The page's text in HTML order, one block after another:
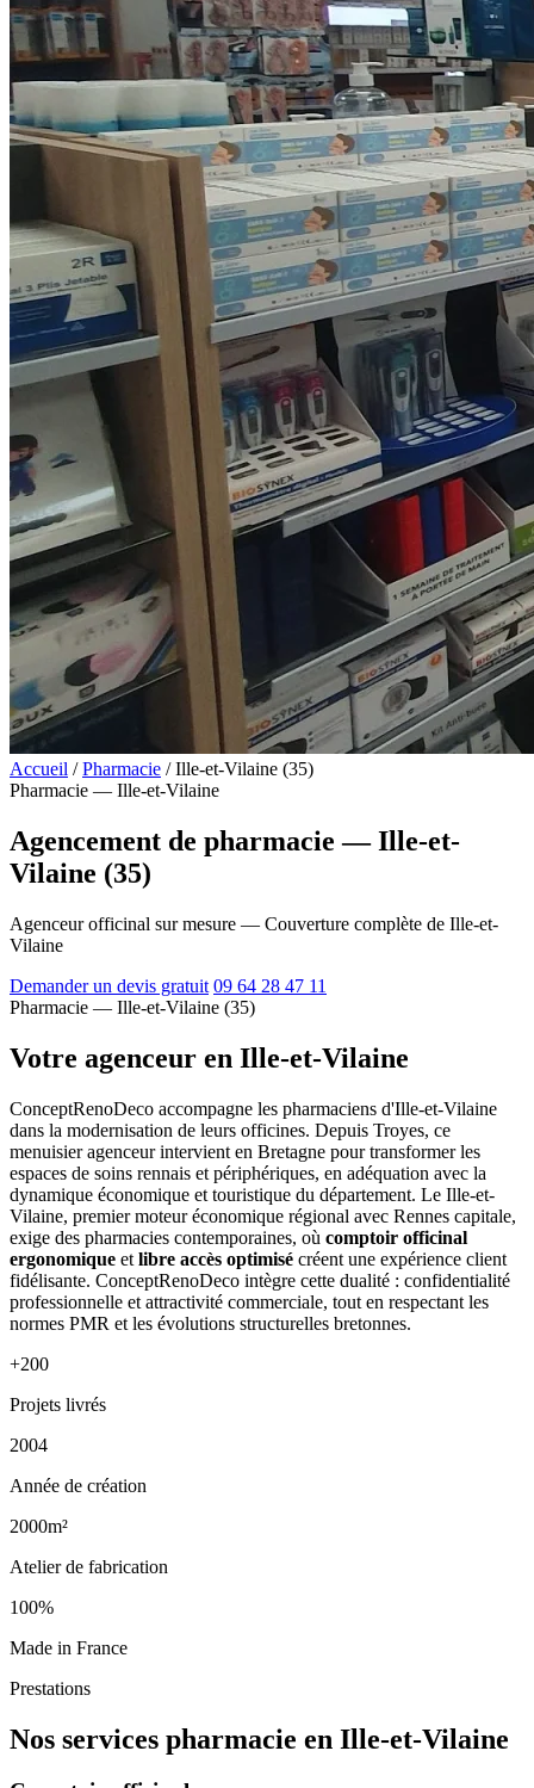
Accueil / Pharmacie / Ille-et-Vilaine (35)
Pharmacie — Ille-et-Vilaine
Agencement de pharmacie — Ille-et-
Vilaine (35)
Agenceur officinal sur mesure — Couverture complète de Ille-et-
Vilaine
Demander un devis gratuit 09 64 28 47 11
Pharmacie — Ille-et-Vilaine (35)
Votre agenceur en Ille-et-Vilaine
ConceptRenoDeco accompagne les pharmaciens d'Ille-et-Vilaine
dans la modernisation de leurs officines. Depuis Troyes, ce
menuisier agenceur intervient en Bretagne pour transformer les
espaces de soins rennais et périphériques, en adéquation avec la
dynamique économique et touristique du département. Le Ille-et-
Vilaine, premier moteur économique régional avec Rennes capitale,
exige des pharmacies contemporaines, où comptoir officinal
ergonomique et libre accès optimisé créent une expérience client
fidélisante. ConceptRenoDeco intègre cette dualité : confidentialité
professionnelle et attractivité commerciale, tout en respectant les
normes PMR et les évolutions structurelles bretonnes.
+200
Projets livrés
2004
Année de création
2000m²
Atelier de fabrication
100%
Made in France
Prestations
Nos services pharmacie en Ille-et-Vilaine